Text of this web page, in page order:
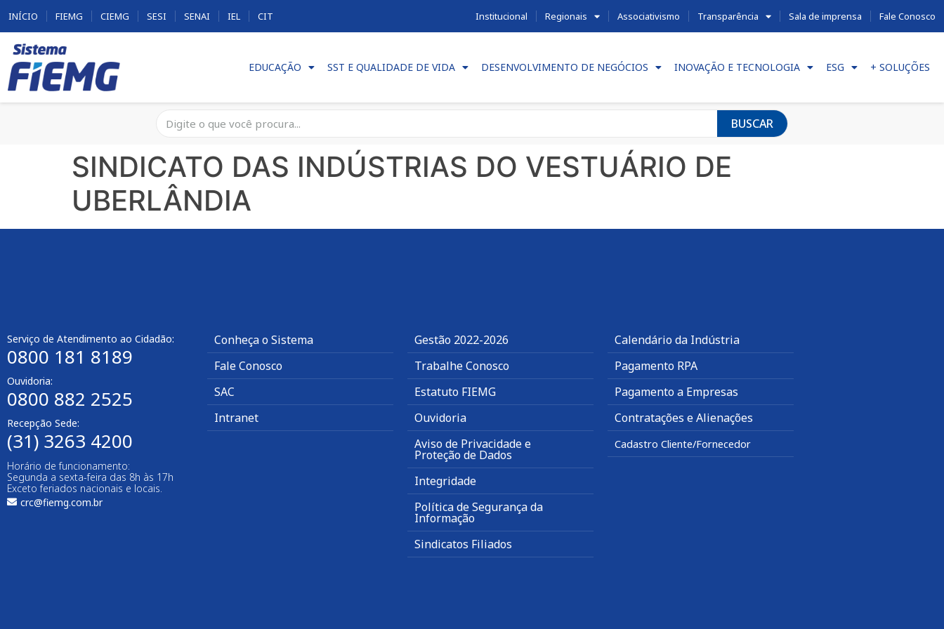
INÍCIO FIEMG CIEMG SESI SENAI IEL CIT Institucional Regionais Associativismo Transparência Sala de imprensa Fale Conosco
EDUCAÇÃO SST E QUALIDADE DE VIDA DESENVOLVIMENTO DE NEGÓCIOS INOVAÇÃO E TECNOLOGIA ESG + SOLUÇÕES
BUSCAR
SINDICATO DAS INDÚSTRIAS DO VESTUÁRIO DE
UBERLÂNDIA
Serviço de Atendimento ao Cidadão:
0800 181 8189
Ouvidoria:
0800 882 2525​
Recepção Sede:
(31) 3263 4200
Horário de funcionamento:
Segunda a sexta-feira das 8h às 17h
Exceto feriados nacionais e locais.
crc@fiemg.com.br
Conheça o Sistema
Fale Conosco
SAC
Intranet
Gestão 2022-2026
Trabalhe Conosco
Estatuto FIEMG
Ouvidoria
Aviso de Privacidade e
Proteção de Dados
Integridade
Política de Segurança da
Informação
Sindicatos Filiados
Calendário da Indústria
Pagamento RPA
Pagamento a Empresas
Contratações e Alienações
Cadastro Cliente/Fornecedor